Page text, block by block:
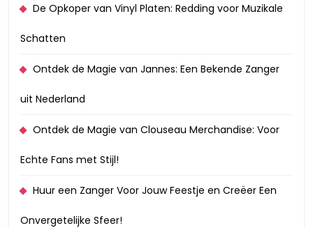
De Opkoper van Vinyl Platen: Redding voor Muzikale
Schatten
Ontdek de Magie van Jannes: Een Bekende Zanger
uit Nederland
Ontdek de Magie van Clouseau Merchandise: Voor
Echte Fans met Stijl!
Huur een Zanger Voor Jouw Feestje en Creëer Een
Onvergetelijke Sfeer!